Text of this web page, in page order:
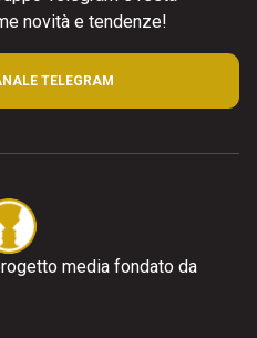
novità e tendenze!
TELEGRAM
media fondato da